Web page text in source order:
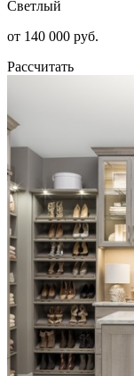
Светлый
от 140 000 руб.
Рассчитать